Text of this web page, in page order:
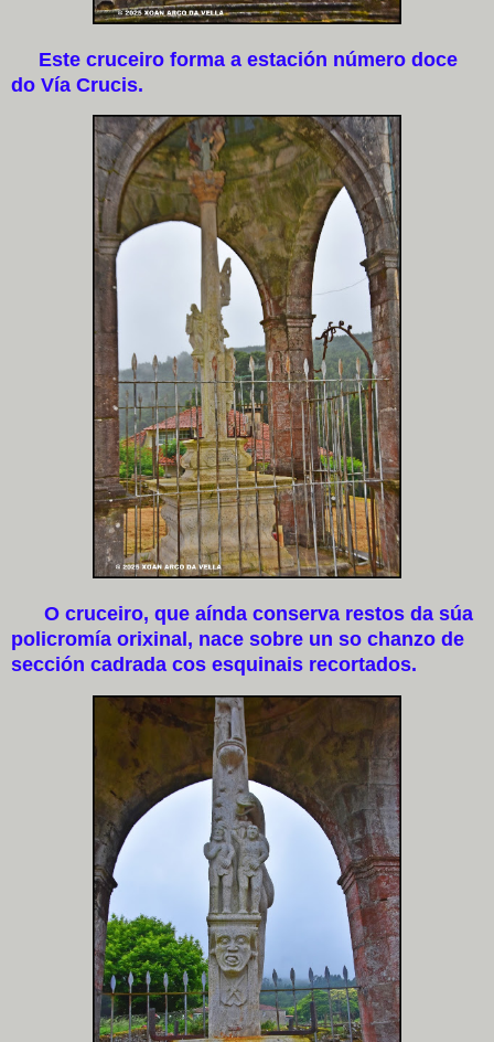
Este cruceiro forma a estación número doce
do Vía Crucis.
O cruceiro, que aínda conserva restos da súa
policromía orixinal, nace sobre un so chanzo de
sección cadrada cos esquinais recortados.